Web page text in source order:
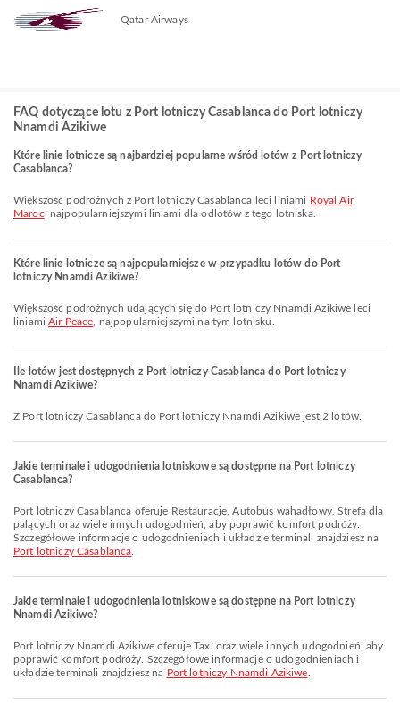
Qatar Airways
FAQ dotyczące lotu z Port lotniczy Casablanca do Port lotniczy
Nnamdi Azikiwe
Które linie lotnicze są najbardziej popularne wśród lotów z Port lotniczy
Casablanca?
Większość podróżnych z Port lotniczy Casablanca leci liniami Royal Air
Maroc , najpopularniejszymi liniami dla odlotów z tego lotniska.
Które linie lotnicze są najpopularniejsze w przypadku lotów do Port
lotniczy Nnamdi Azikiwe?
Większość podróżnych udających się do Port lotniczy Nnamdi Azikiwe leci
liniamiAir Peace , najpopularniejszymi na tym lotnisku.
Ile lotów jest dostępnych z Port lotniczy Casablanca do Port lotniczy
Nnamdi Azikiwe?
Z Port lotniczy Casablanca do Port lotniczy Nnamdi Azikiwe jest 2 lotów.
Jakie terminale i udogodnienia lotniskowe są dostępne na Port lotniczy
Casablanca?
Port lotniczy Casablanca oferuje Restauracje, Autobus wahadłowy, Strefa dla
palących oraz wiele innych udogodnień, aby poprawić komfort podróży.
Szczegółowe informacje o udogodnieniach i układzie terminali znajdziesz na
Port lotniczy Casablanca
Jakie terminale i udogodnienia lotniskowe są dostępne na Port lotniczy
Nnamdi Azikiwe?
Port lotniczy Nnamdi Azikiwe oferuje Taxi oraz wiele innych udogodnień, aby
poprawić komfort podróży. Szczegółowe informacje o udogodnieniach i
układzie terminali znajdziesz na Port lotniczy Nnamdi Azikiwe